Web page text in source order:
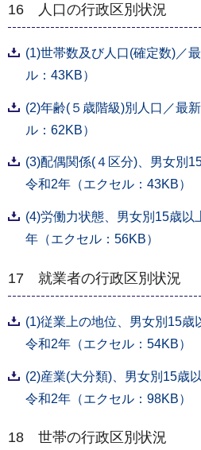
16 人口の行政区別状況
(1)世帯数及び人口(確定数)／
ル：43KB）
(2)年齢(５歳階級)別人口／最
ル：62KB）
(3)配偶関係(４区分)、男⼥別
令和2年（エクセル：43KB）
(4)労働力状態、男女別15歳以
年（エクセル：56KB）
17 就業者の行政区別状況
(1)従業上の地位、男女別15歳
令和2年（エクセル：54KB）
(2)産業(大分類)、男女別15歳
令和2年（エクセル：98KB）
18 世帯の行政区別状況